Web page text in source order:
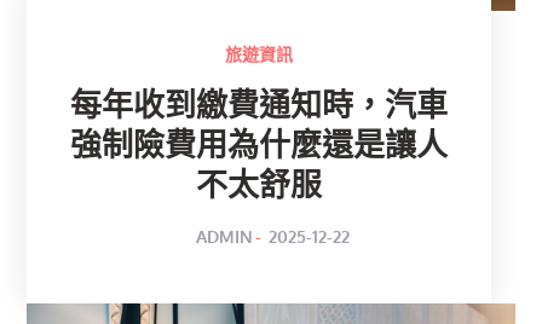
旅遊資訊
每年收到繳費通知時，汽車
強制險費用為什麼還是讓人
不太舒服
ADMIN
POSTED
2025-12-22